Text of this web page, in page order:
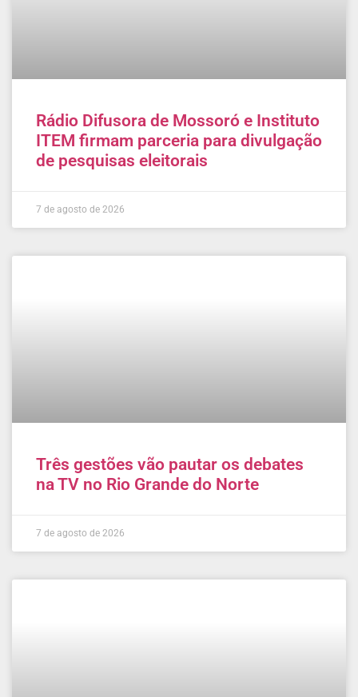
Rádio Difusora de Mossoró e Instituto
ITEM firmam parceria para divulgação
de pesquisas eleitorais
7 de agosto de 2026
Três gestões vão pautar os debates
na TV no Rio Grande do Norte
7 de agosto de 2026